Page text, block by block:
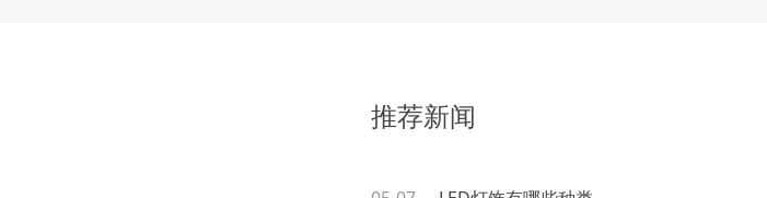
推荐新闻